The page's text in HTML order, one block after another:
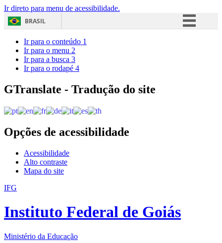
Ir direto para menu de acessibilidade.
BRASIL
Acesso à informação
Ir para o conteúdo 1
Ir para o menu 2
Ir para a busca 3
Ir para o rodapé 4
GTranslate - Tradução do site
Opções de acessibilidade
Acessibilidade
Alto contraste
Mapa do site
IFG
Instituto Federal de Goiás
Ministério da Educação